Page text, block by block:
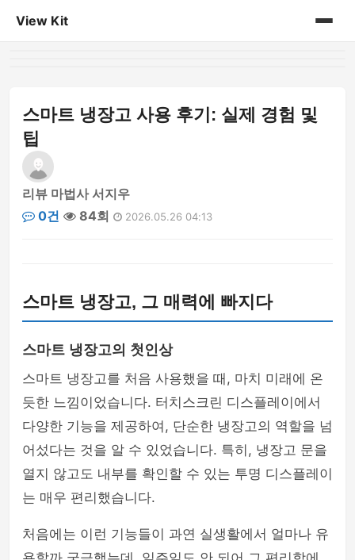
View Kit
스마트 냉장고 사용 후기: 실제 경험 및
팁
리뷰 마법사 서지우
0건
84회 2026.05.26 04:13
스마트 냉장고, 그 매력에 빠지다
스마트 냉장고의 첫인상
스마트 냉장고를 처음 사용했을 때, 마치 미래에 온
듯한 느낌이었습니다. 터치스크린 디스플레이에서
다양한 기능을 제공하여, 단순한 냉장고의 역할을 넘
어섰다는 것을 알 수 있었습니다. 특히, 냉장고 문을
열지 않고도 내부를 확인할 수 있는 투명 디스플레이
는 매우 편리했습니다.
처음에는 이런 기능들이 과연 실생활에서 얼마나 유